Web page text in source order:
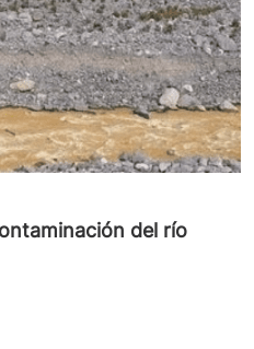
del río